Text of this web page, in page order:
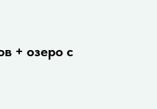
+ озеро с